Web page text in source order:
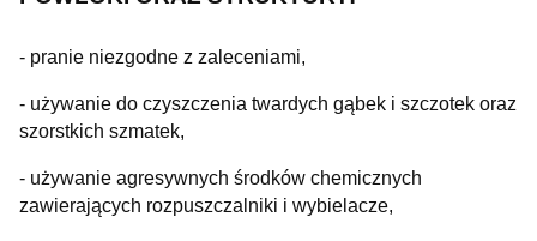
- pranie niezgodne z zaleceniami,
- używanie do czyszczenia twardych gąbek i szczotek oraz
szorstkich szmatek,
- używanie agresywnych środków chemicznych
zawierających rozpuszczalniki i wybielacze,